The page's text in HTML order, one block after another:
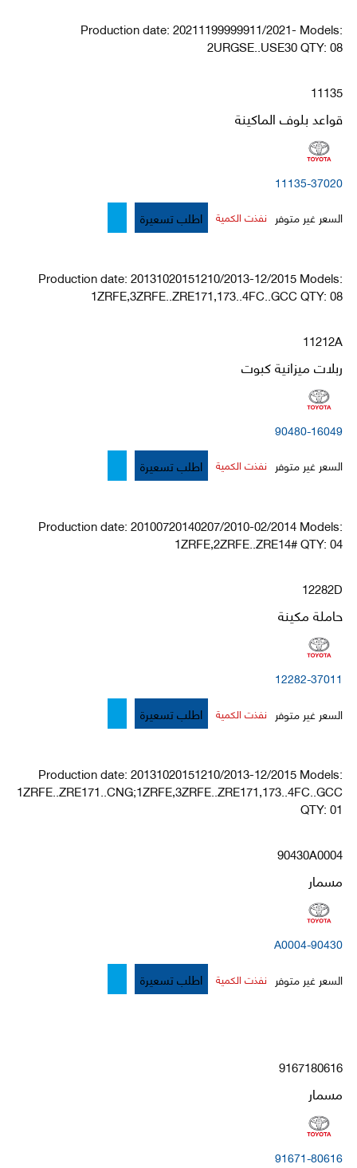
Production date: 20211199999911/2021- Models:
2URGSE..USE30 QTY: 08
11135
قواعد بلوف الماكينة
11135-37020
السعر غير متوفر نفذت الكمية اطلب تسعيرة
Production date: 20131020151210/2013-12/2015 Models:
1ZRFE,3ZRFE..ZRE171,173..4FC..GCC QTY: 08
11212A
ربلات ميزانية كبوت
90480-16049
السعر غير متوفر نفذت الكمية اطلب تسعيرة
Production date: 20100720140207/2010-02/2014 Models:
1ZRFE,2ZRFE..ZRE14# QTY: 04
12282D
حاملة مكينة
12282-37011
السعر غير متوفر نفذت الكمية اطلب تسعيرة
Production date: 20131020151210/2013-12/2015 Models:
1ZRFE..ZRE171..CNG;1ZRFE,3ZRFE..ZRE171,173..4FC..GCC
QTY: 01
90430A0004
مسمار
90430-A0004
السعر غير متوفر نفذت الكمية اطلب تسعيرة
9167180616
مسمار
91671-80616